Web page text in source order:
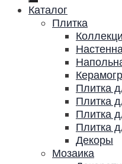
Каталог
Плитка
Плитка
Плитка
Плитка
Плитка
Декоры
Мозаика